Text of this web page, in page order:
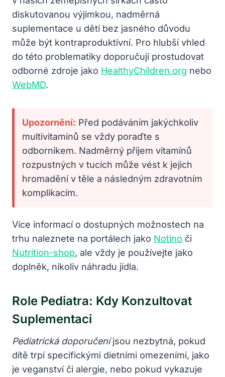
diskutovanou výjimkou, nadměrná
suplementace u dětí bez jasného důvodu
může být kontraproduktivní. Pro hlubší vhled
do této problematiky doporučuji prostudovat
odborné zdroje jako HealthyChildren.org nebo
WebMD.
Upozornění: Před podáváním jakýchkoliv
multivitaminů se vždy poraďte s
odborníkem. Nadměrný příjem vitamínů
rozpustných v tucích může vést k jejich
hromadění v těle a následným zdravotním
komplikacím.
Více informací o dostupných možnostech na
trhu naleznete na portálech jako Notino či
Nutrition-shop, ale vždy je používejte jako
doplněk, nikoliv náhradu jídla.
Role Pediatra: Kdy Konzultovat
Suplementaci
Pediatrická doporučeníjsou nezbytná, pokud
dítě trpí specifickými dietními omezeními, jako
je veganství či alergie, nebo pokud vykazuje